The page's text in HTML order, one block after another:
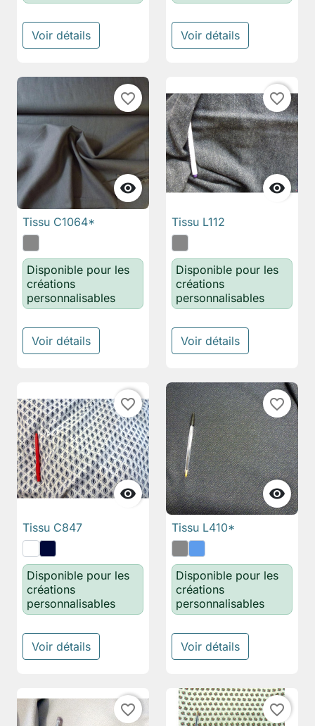
Voir détails Voir détails

favorite_border
Tissu C1064*
Disponible pour les
créations
personnalisables
Voir détails

favorite_border
Tissu L112
Disponible pour les
créations
personnalisables
Voir détails

favorite_border
Tissu C847
Disponible pour les
créations
personnalisables
Voir détails

favorite_border
Tissu L410*
Disponible pour les
créations
personnalisables
Voir détails
favorite_border favorite_border